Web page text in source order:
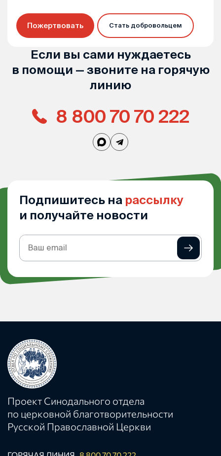
Пожертвовать Стать добровольцем
Если вы сами нуждаетесь
в помощи — звоните на горячую
линию
8 800 70 70 222
Подпишитесь на рассылку
и получайте новости
Подписка
на
Проект Синодального отдела
по церковной благотворительности
Русской Православной Церкви